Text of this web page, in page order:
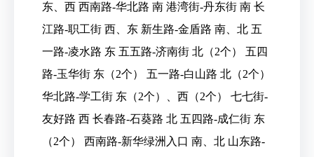
东、西 西南路-华北路 南 港湾街-丹东街 南 长
江路-职工街 西、东 新生路-金盾路 南、北 五
一路-凌水路 东 五五路-济南街 北（2个） 五四
路-玉华街 东（2个） 五一路-白山路 北（2个）
华北路-学工街 东（2个）、西（2个） 七七街-
友好路 西 长春路-石葵路 北 五四路-成仁街 东
（2个） 西南路-新华绿洲入口 南、北 山东路-